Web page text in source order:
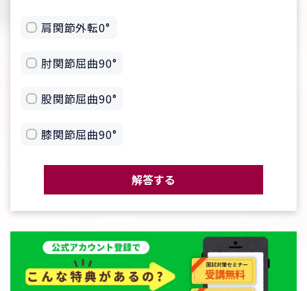
肩関節外転0°
肘関節屈曲90°
股関節屈曲90°
膝関節屈曲90°
解答する